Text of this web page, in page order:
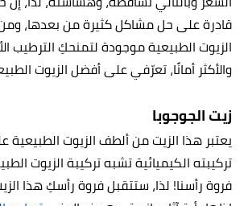
قادرة على حل مشاكل كثيرة من بعدها،
الزيوت الطبيعية موجودة لتمنحكِ الترطيب
والأكثر أمانًا، تعرّفي على أفضل الزيوت
زيت الجوجوبا
يعتبر هذا الزيت من ألطف الزيوت الطبيعية
تركيبته الكيميائية تشبه تركيبة الزيوت
فروة رأسنا! لذا، ستتقبل فروة رأسكِ هذا